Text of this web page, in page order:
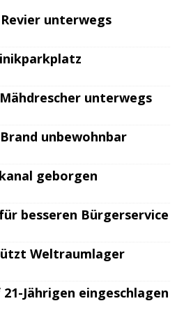
unterwegs
unterwegs
unbewohnbar
geborgen
besseren Bürgerservice
Weltraumlager
Jährigen eingeschlagen